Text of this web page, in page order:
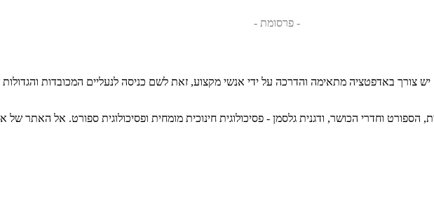
- פרסומת -
צורך באדפטציה מתאימה והדרכה על ידי אנשי מקצוע, זאת לשם כניסה לנעליים המכובדות